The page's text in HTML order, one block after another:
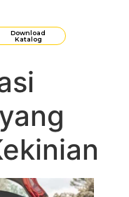
Download
Katalog